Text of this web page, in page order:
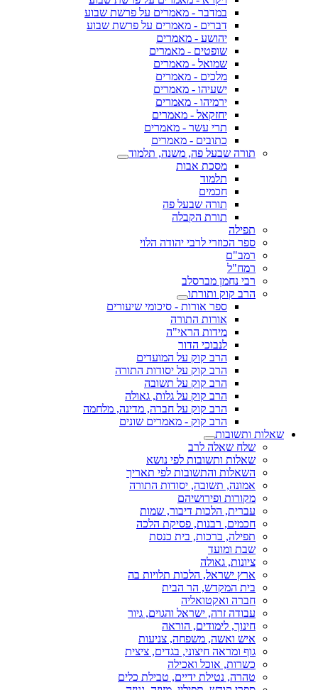
במדבר - מאמרים על פרשת שבוע
דברים - מאמרים על פרשת שבוע
יהושע - מאמרים
שופטים - מאמרים
שמואל - מאמרים
מלכים - מאמרים
ישעיהו - מאמרים
ירמיהו - מאמרים
יחזקאל - מאמרים
תרי עשר - מאמרים
כתובים - מאמרים
תורה שבעל פה, משנה, תלמוד
מסכת אבות
תלמוד
חכמים
תורה שבעל פה
תורת הקבלה
תפילה
ספר הכוזרי לרבי יהודה הלוי
רמב"ם
רמח"ל
רבי נחמן מברסלב
הרב קוק ותורתו
ספר אורות - סיכומי שיעורים
אורות התורה
מידות הראי"ה
לנבוכי הדור
הרב קוק על המועדים
הרב קוק על יסודות התורה
הרב קוק על תשובה
הרב קוק על גלות, גאולה
הרב קוק על חברה, מדינה, מלחמה
הרב קוק - מאמרים שונים
שאלות ותשובות
שלח שאלה לרב
שאלות ותשובות לפי נושא
השאלות והתשובות לפי תאריך
אמונה, תשובה, יסודות התורה
מקורות ופירושיהם
עברית, הלכות דיבור, שמות
חכמים, רבנות, פסיקת הלכה
תפילה, ברכות, בית כנסת
שבת ומועד
ציונות, גאולה
ארץ ישראל, הלכות תלויות בה
בית המקדש, הר הבית
חברה ואקטואליה
עבודה זרה, ישראל והגוים, גיור
חינוך, לימודים, הוראה
איש ואשה, משפחה, צניעות
גוף ומראה חיצוני, בגדים, ציצית
כשרות, אוכל ואכילה
טהרה, נטילת ידיים, טבילת כלים